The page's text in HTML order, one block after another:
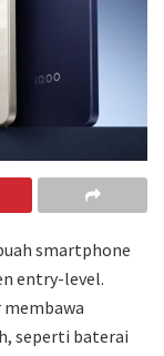
smartphone
entry-level.
seperti baterai